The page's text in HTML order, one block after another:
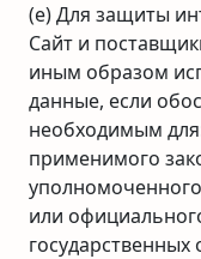
(e) Для защиты
Сайт и
иным образом
данные, если
необходимым
применимого
или